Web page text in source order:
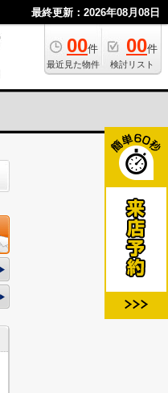
最終更新：2026年08月08日
00件
最近見た物件
00件
検討リスト